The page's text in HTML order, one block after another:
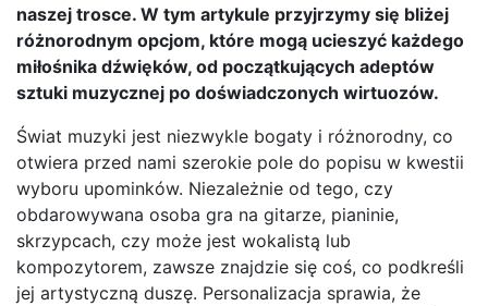
naszej trosce. W tym artykule przyjrzymy się bliżej
różnorodnym opcjom, które mogą ucieszyć każdego
miłośnika dźwięków, od początkujących adeptów
sztuki muzycznej po doświadczonych wirtuozów.
Świat muzyki jest niezwykle bogaty i różnorodny, co
otwiera przed nami szerokie pole do popisu w kwestii
wyboru upominków. Niezależnie od tego, czy
obdarowywana osoba gra na gitarze, pianinie,
skrzypcach, czy może jest wokalistą lub
kompozytorem, zawsze znajdzie się coś, co podkreśli
jej artystyczną duszę. Personalizacja sprawia, że